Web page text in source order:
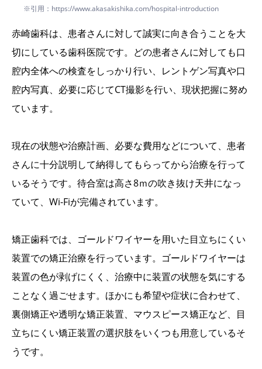
※引用：https://www.akasakishika.com/hospital-introduction
赤崎歯科は、患者さんに対して誠実に向き合うことを大
切にしている歯科医院です。どの患者さんに対しても口
腔内全体への検査をしっかり行い、レントゲン写真や口
腔内写真、必要に応じてCT撮影を行い、現状把握に努め
ています。
現在の状態や治療計画、必要な費用などについて、患者
さんに十分説明して納得してもらってから治療を行って
いるそうです。待合室は高さ8ｍの吹き抜け天井になっ
ていて、Wi-Fiが完備されています。
矯正歯科では、ゴールドワイヤーを用いた目立ちにくい
装置での矯正治療を行っています。ゴールドワイヤーは
装置の色が剥げにくく、治療中に装置の状態を気にする
ことなく過ごせます。ほかにも希望や症状に合わせて、
裏側矯正や透明な矯正装置、マウスピース矯正など、目
立ちにくい矯正装置の選択肢をいくつも用意しているそ
うです。